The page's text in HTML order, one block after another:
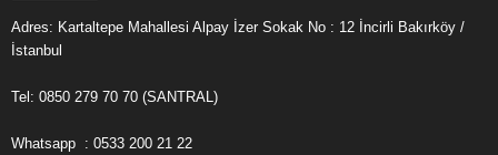
Adres: Kartaltepe Mahallesi Alpay İzer Sokak No : 12 İncirli Bakırköy /
İstanbul
Tel: 0850 279 70 70 (SANTRAL)
Whatsapp : 0533 200 21 22